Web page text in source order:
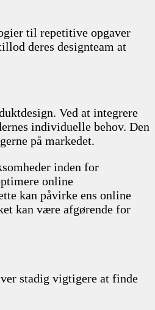
til repetitive opgaver
deres designteam at
Ved at integrere
individuelle behov. Den
på markedet.
inden for
online
kan påvirke ens online
kan være afgørende for
stadig vigtigere at finde